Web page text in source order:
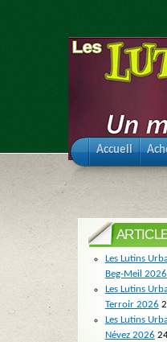
Accueil
Les Lutins
Beg-Meil 2026
Les Lutins
Terroir 2026
Les Lutins
Névez 2026